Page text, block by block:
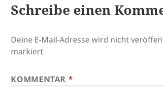
Schreibe einen
Deine E-Mail-Adresse wird nicht
markiert
KOMMENTAR *